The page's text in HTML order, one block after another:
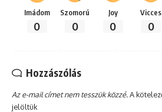
Imádom
0
Szomorú
0
Joy
0
Vicces
0
Hozzászólás
Az e-mail címet nem tesszük közzé.A
jelöltük